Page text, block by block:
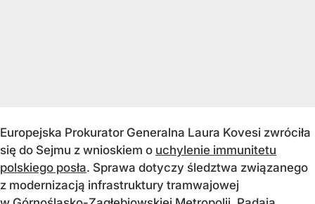
Europejska Prokurator Generalna Laura Kovesi zwróciła
się do Sejmu z wnioskiem o uchylenie immunitetu
polskiego posła. Sprawa dotyczy śledztwa związanego
z modernizacją infrastruktury tramwajowej